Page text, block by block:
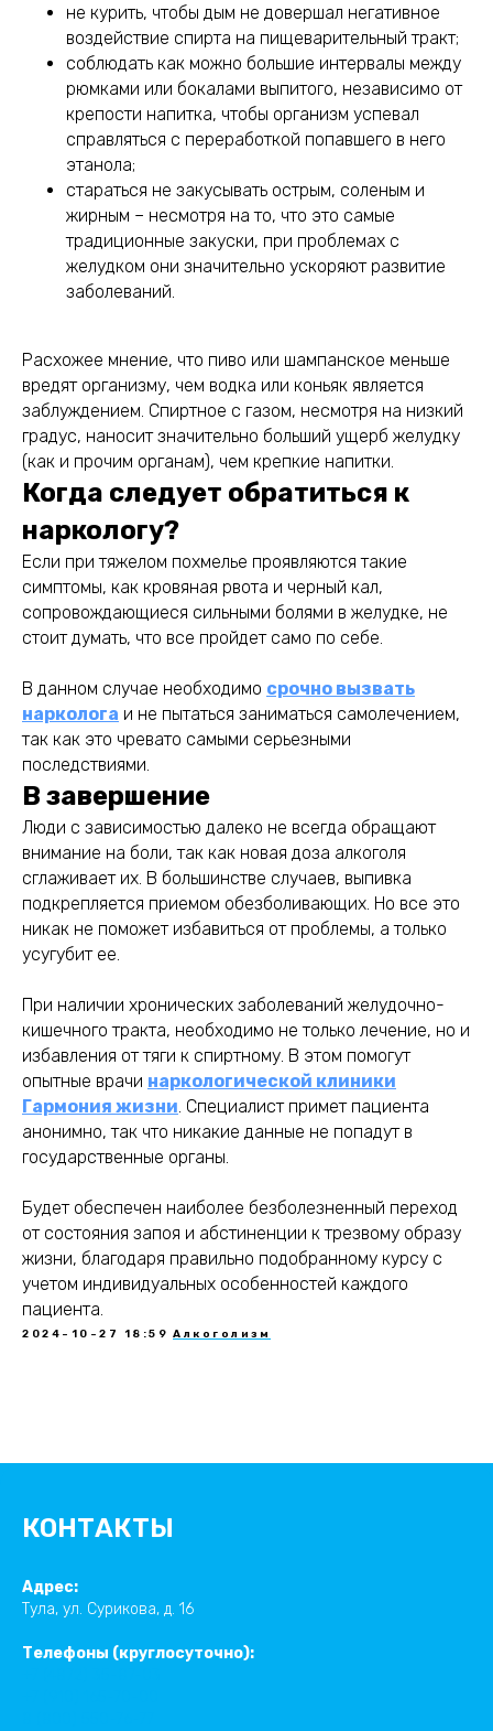
не курить, чтобы дым не довершал негативное
воздействие спирта на пищеварительный тракт;
соблюдать как можно большие интервалы между
рюмками или бокалами выпитого, независимо от
крепости напитка, чтобы организм успевал
справляться с переработкой попавшего в него
этанола;
стараться не закусывать острым, соленым и
жирным – несмотря на то, что это самые
традиционные закуски, при проблемах с
желудком они значительно ускоряют развитие
заболеваний.
Расхожее мнение, что пиво или шампанское меньше
вредят организму, чем водка или коньяк является
заблуждением. Спиртное с газом, несмотря на низкий
градус, наносит значительно больший ущерб желудку
(как и прочим органам), чем крепкие напитки.
Когда следует обратиться к
наркологу?
Если при тяжелом похмелье проявляются такие
симптомы, как кровяная рвота и черный кал,
сопровождающиеся сильными болями в желудке, не
стоит думать, что все пройдет само по себе.
В данном случае необходимо срочно вызвать
нарколога и не пытаться заниматься самолечением,
так как это чревато самыми серьезными
последствиями.
В завершение
Люди с зависимостью далеко не всегда обращают
внимание на боли, так как новая доза алкоголя
сглаживает их. В большинстве случаев, выпивка
подкрепляется приемом обезболивающих. Но все это
никак не поможет избавиться от проблемы, а только
усугубит ее.
При наличии хронических заболеваний желудочно-
кишечного тракта, необходимо не только лечение, но и
избавления от тяги к спиртному. В этом помогут
опытные врачи наркологической клиники
Гармония жизни. Специалист примет пациента
анонимно, так что никакие данные не попадут в
государственные органы.
Будет обеспечен наиболее безболезненный переход
от состояния запоя и абстиненции к трезвому образу
жизни, благодаря правильно подобранному курсу с
учетом индивидуальных особенностей каждого
пациента.
2024-10-27 18:59 Алкоголизм
КОНТАКТЫ
Адрес:
Тула, ул. Сурикова, д. 16
Телефоны (круглосуточно):